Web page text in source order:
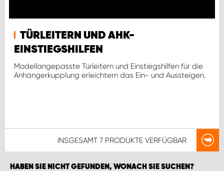
TÜRLEITERN UND AHK-
EINSTIEGSHILFEN
Modellangepasste Türleitern und Einstiegshilfen für die
Anhängerkupplung erleichtern das Ein- und Aussteigen.
INSGESAMT 7 PRODUKTE VERFÜGBAR
HABEN SIE NICHT GEFUNDEN, WONACH SIE SUCHEN?